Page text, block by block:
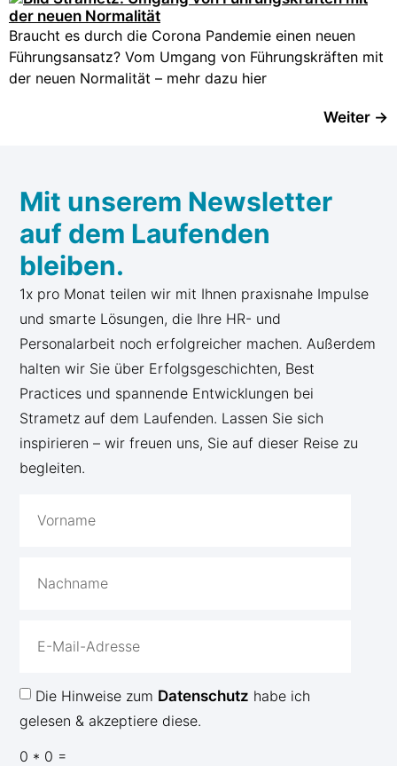
Braucht es durch die Corona Pandemie einen neuen
Führungsansatz? Vom Umgang von Führungskräften mit
der neuen Normalität – mehr dazu hier
Weiter →
Mit unserem Newsletter
auf dem Laufenden
bleiben.
1x pro Monat teilen wir mit Ihnen praxisnahe Impulse
und smarte Lösungen, die Ihre HR- und
Personalarbeit noch erfolgreicher machen. Außerdem
halten wir Sie über Erfolgsgeschichten, Best
Practices und spannende Entwicklungen bei
Strametz auf dem Laufenden. Lassen Sie sich
inspirieren – wir freuen uns, Sie auf dieser Reise zu
begleiten.
Die Hinweise zum Datenschutz habe ich
gelesen & akzeptiere diese.
0 * 0 =